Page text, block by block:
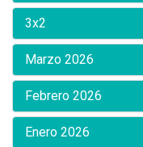
3x2
Marzo 2026
Febrero 2026
Enero 2026